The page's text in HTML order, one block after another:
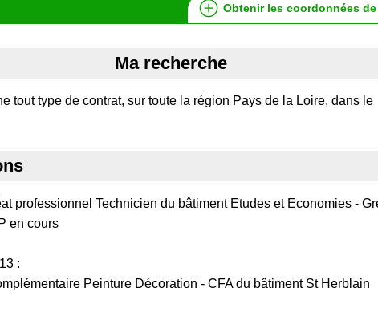
Obtenir les coordonnées
Ma recherche
tout type de contrat, sur toute la région Pays de la Loire, dans le
professionnel Technicien du bâtiment Etudes et Economies -
en cours
:
Peinture Décoration - CFA du bâtiment St Herblain